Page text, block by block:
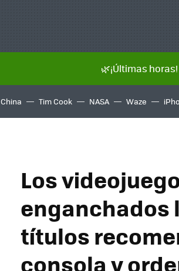
🌿¡Últimas
China Tim Cook NASA Waze
Los
enganchados
títulos
consola y